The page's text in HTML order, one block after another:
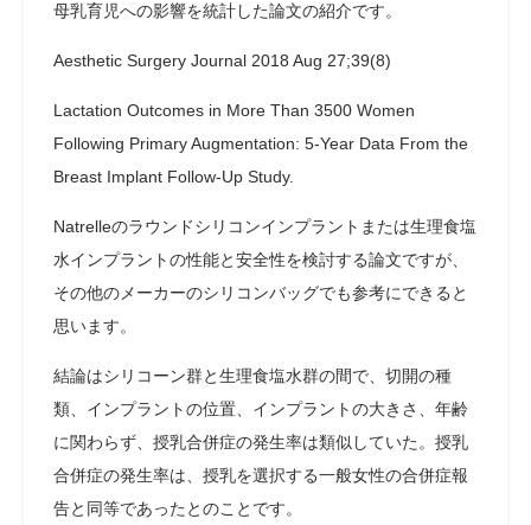
母乳育児への影響を統計した論文の紹介です。
Aesthetic Surgery Journal 2018 Aug 27;39(8)
Lactation Outcomes in More Than 3500 Women
Following Primary Augmentation: 5-Year Data From the
Breast Implant Follow-Up Study.
Natrelleのラウンドシリコンインプラントまたは生理食塩
水インプラントの性能と安全性を検討する論文ですが、
その他のメーカーのシリコンバッグでも参考にできると
思います。
結論はシリコーン群と生理食塩水群の間で、切開の種
類、インプラントの位置、インプラントの大きさ、年齢
に関わらず、授乳合併症の発生率は類似していた。授乳
合併症の発生率は、授乳を選択する一般女性の合併症報
告と同等であったとのことです。